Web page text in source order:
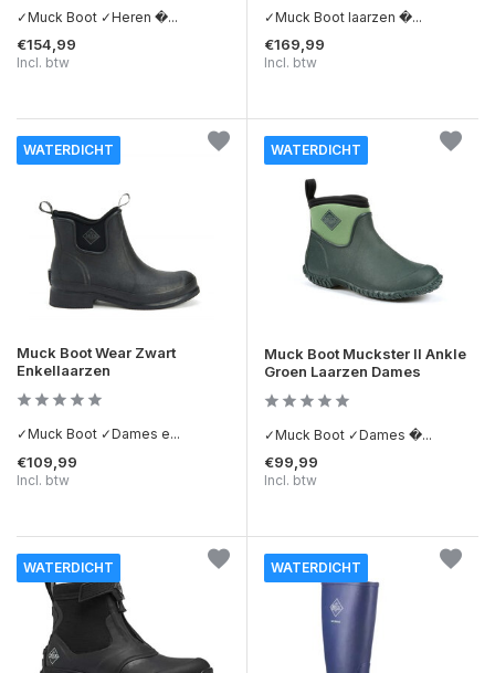
✓Muck Boot ✓Heren �...
€154,99
Incl. btw
✓Muck Boot laarzen �...
€169,99
Incl. btw
WATERDICHT
Muck Boot Wear Zwart
Enkellaarzen
✓Muck Boot ✓Dames e...
€109,99
Incl. btw
WATERDICHT
Muck Boot Muckster II Ankle
Groen Laarzen Dames
✓Muck Boot ✓Dames �...
€99,99
Incl. btw
WATERDICHT WATERDICHT